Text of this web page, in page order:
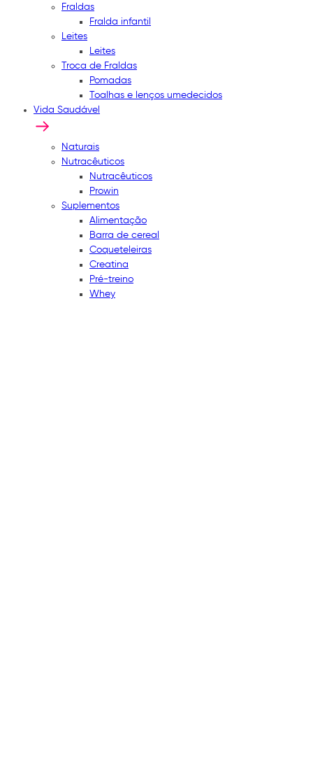
Fraldas
Fralda infantil
Leites
Leites
Troca de Fraldas
Pomadas
Toalhas e lenços umedecidos
Vida Saudável
Naturais
Nutracêuticos
Nutracêuticos
Prowin
Suplementos
Alimentação
Barra de cereal
Coqueteleiras
Creatina
Pré-treino
Whey